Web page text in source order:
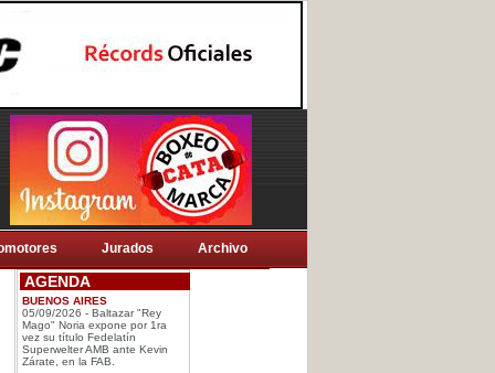
Jurados Archivo
AGENDA
BUENOS AIRES
05/09/2026 - Baltazar "Rey
Mago" Noria expone por 1ra
vez su título Fedelatín
Superwelter AMB ante Kevin
Zárate, en la FAB.